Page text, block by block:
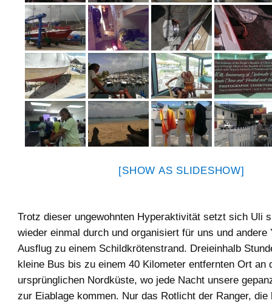
[SHOW AS SLIDESHOW]
Trotz dieser ungewohnten Hyperaktivität setzt sich Uli
wieder einmal durch und organisiert für uns und andere
Ausflug zu einem Schildkrötenstrand. Dreieinhalb
kleine Bus bis zu einem 40 Kilometer entfernten Ort an
ursprünglichen Nordküste, wo jede Nacht unsere
zur Eiablage kommen. Nur das Rotlicht der Ranger, die